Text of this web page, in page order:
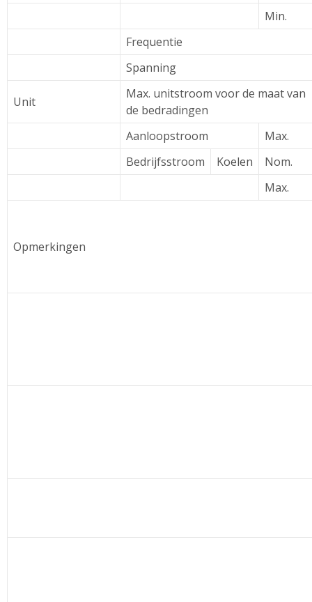
Min.
Frequentie
Spanning
Unit
Max. unitstroom voor de maat van
de bedradingen
Aanloopstroom
Max.
Bedrijfsstroom
Koelen
Nom.
Max.
Opmerkingen